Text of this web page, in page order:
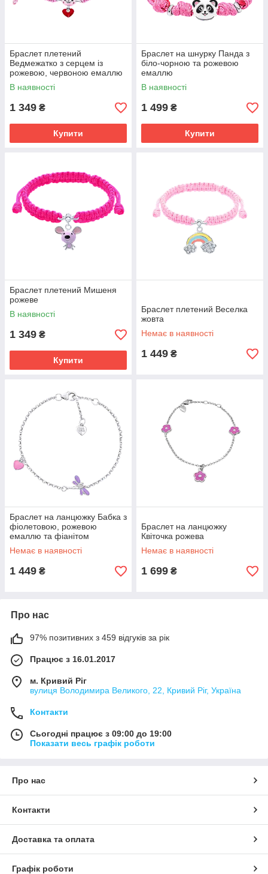
Браслет плетений
Ведмежатко з серцем із
рожевою, червоною емаллю
та фіанітом
В наявності
1 349 ₴
Купити
Браслет на шнурку Панда з
біло-чорною та рожевою
емаллю
В наявності
1 499 ₴
Купити
Браслет плетений Мишеня
рожеве
В наявності
1 349 ₴
Купити
Браслет плетений Веселка
жовта
Немає в наявності
1 449 ₴
Браслет на ланцюжку Бабка з
фіолетовою, рожевою
емаллю та фіанітом
Немає в наявності
1 449 ₴
Браслет на ланцюжку
Квіточка рожева
Немає в наявності
1 699 ₴
Про нас
97% позитивних з 459 відгуків за рік
Працює з 16.01.2017
м. Кривий Ріг
вулиця Володимира Великого, 22, Кривий Ріг, Україна
Контакти
Сьогодні працює з 09:00 до 19:00
Показати весь графік роботи
Про нас
Контакти
Доставка та оплата
Графік роботи